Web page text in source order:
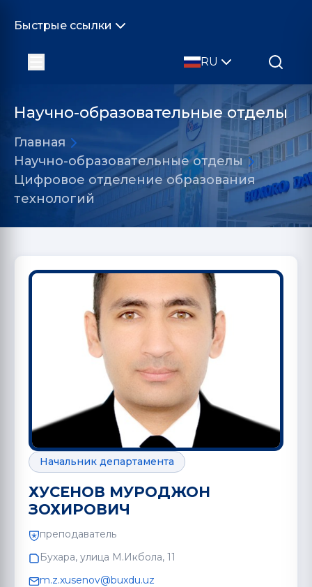
Быстрые ссылки
RU
Научно-образовательные отделы
Главная
Научно-образовательные отделы
Цифровое отделение образования
технологий
Начальник департамента
ХУСЕНОВ МУРОДЖОН
ЗОХИРОВИЧ
преподаватель
Бухара, улица М.Икбола, 11
m.z.xusenov@buxdu.uz